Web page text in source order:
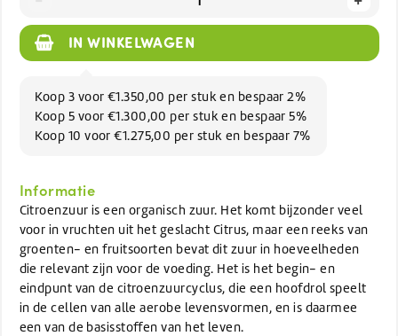
IN WINKELWAGEN
Koop 3 voor €1.350,00 per stuk en bespaar 2%
Koop 5 voor €1.300,00 per stuk en bespaar 5%
Koop 10 voor €1.275,00 per stuk en bespaar 7%
Informatie
Citroenzuur is een organisch zuur. Het komt bijzonder veel
voor in vruchten uit het geslacht Citrus, maar een reeks van
groenten- en fruitsoorten bevat dit zuur in hoeveelheden
die relevant zijn voor de voeding. Het is het begin- en
eindpunt van de citroenzuurcyclus, die een hoofdrol speelt
in de cellen van alle aerobe levensvormen, en is daarmee
een van de basisstoffen van het leven.